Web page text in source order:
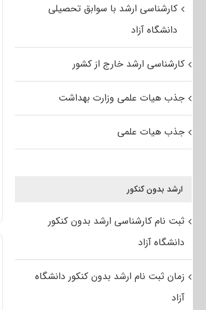
کارشناسی ارشد با سوابق تحصیلی
دانشگاه آزاد
کارشناسی ارشد خارج از کشور
جذب هیات علمی وزارت بهداشت
جذب هیات علمی
ارشد بدون کنکور
ثبت نام کارشناسی ارشد بدون کنکور
دانشگاه آزاد
زمان ثبت نام ارشد بدون کنکور دانشگاه
آزاد